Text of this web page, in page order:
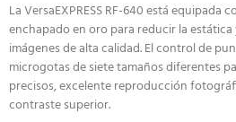
La VersaEXPRESS RF-640 está equipada
enchapado en oro para reducir la
imágenes de alta calidad. El control de
microgotas de siete tamaños diferentes
precisos, excelente reproducción
contraste superior.